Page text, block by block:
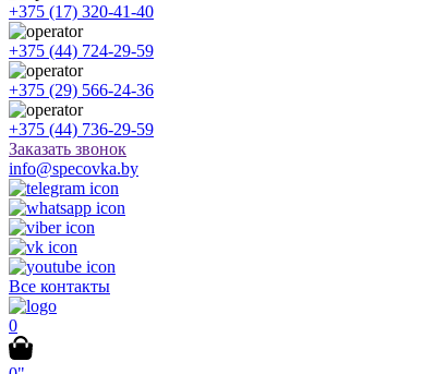
+375 (17) 320-41-40
+375 (44) 724-29-59
+375 (29) 566-24-36
+375 (44) 736-29-59
Заказать звонок
info@specovka.by
Все контакты
0